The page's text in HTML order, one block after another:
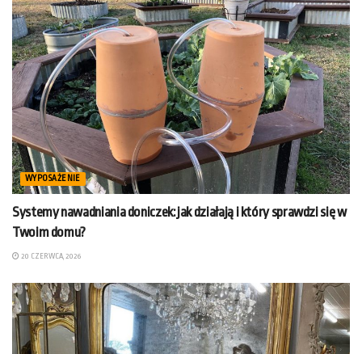
WYPOSAŻENIE
Systemy nawadniania doniczek: jak działają i który sprawdzi się w
Twoim domu?
20 CZERWCA, 2026